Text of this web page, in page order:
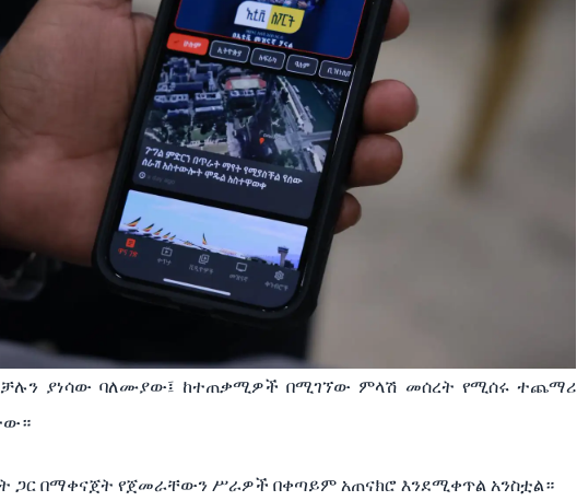
ያነሳው ባለሙያው፤ ከተጠቃሚዎች በሚገኘው ምላሽ መሰረት የሚሰሩ ተጨማሪ
ጋር በማቀናጀት የጀመራቸውን ሥራዎች በቀጣይም አጠናክሮ እንደሚቀጥል አንስቷል።